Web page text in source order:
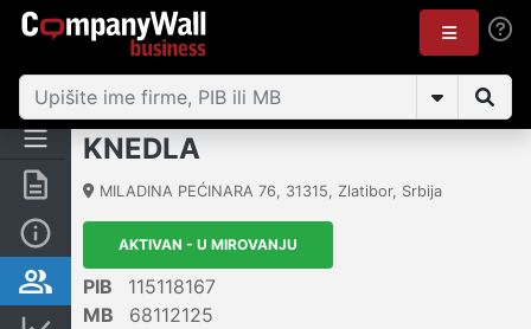
Rezime
Vlasnička struktura
KNEDLA
MILADINA PEĆINARA 76, 31315, Zlatibor, Srbija
AKTIVAN - U MIROVANJU
PIB
115118167
MB
68112125